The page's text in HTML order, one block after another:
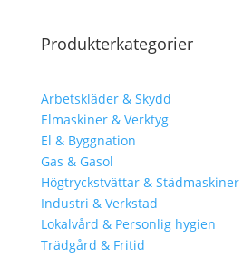
Produkterkategorier
Arbetskläder & Skydd
Elmaskiner & Verktyg
El & Byggnation
Gas & Gasol
Högtryckstvättar & Städmaskiner
Industri & Verkstad
Lokalvård & Personlig hygien
Trädgård & Fritid